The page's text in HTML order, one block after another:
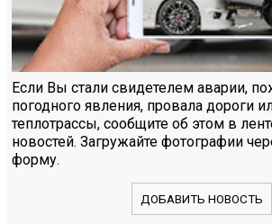
Если Вы стали свидетелем аварии,
погодного явления, провала дороги
теплотрассы, сообщите об этом в
новостей. Загружайте фотографии
форму.
ДОБАВИТЬ НОВОСТЬ